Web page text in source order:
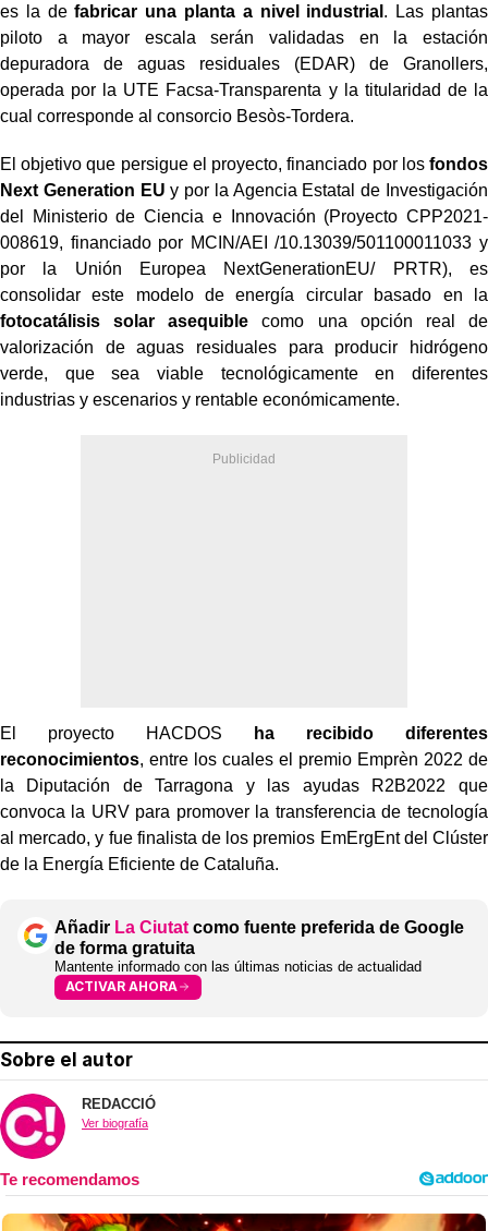
es la defabricar una planta a nivel industrial . Las plantas
piloto a mayor escala serán validadas en la estación
depuradora de aguas residuales (EDAR) de Granollers,
operada por la UTE Facsa-Transparenta y la titularidad de la
cual corresponde al consorcio Besòs-Tordera.
El objetivo que persigue el proyecto, financiado por los fondos
Next Generation EU y por la Agencia Estatal de Investigación
del Ministerio de Ciencia e Innovación (Proyecto CPP2021-
008619, financiado por MCIN/AEI /10.13039/501100011033 y
por la Unión Europea NextGenerationEU/ PRTR), es
consolidar este modelo de energía circular basado en la
fotocatálisis solar asequible como una opción real de
valorización de aguas residuales para producir hidrógeno
verde, que sea viable tecnológicamente en diferentes
industrias y escenarios y rentable económicamente.
El proyecto HACDOS
ha recibido diferentes
reconocimientos, entre los cuales el premio Emprèn 2022 de
la Diputación de Tarragona y las ayudas R2B2022 que
convoca la URV para promover la transferencia de tecnología
al mercado, y fue finalista de los premios EmErgEnt del Clúster
de la Energía Eficiente de Cataluña.
Añadir La Ciutat como fuente preferida de Google
de forma gratuita
Mantente informado con las últimas noticias de actualidad
ACTIVAR AHORA
Sobre el autor
REDACCIÓ
Ver biografía